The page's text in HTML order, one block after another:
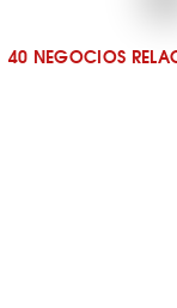
40 NEGOCIOS